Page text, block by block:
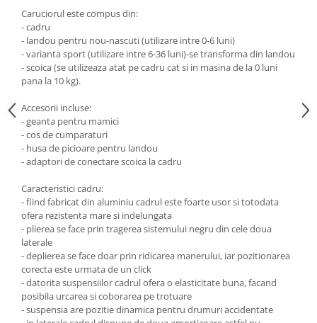
Caruciorul este compus din:
- cadru
- landou pentru nou-nascuti (utilizare intre 0-6 luni)
- varianta sport (utilizare intre 6-36 luni)-se transforma din landou
- scoica (se utilizeaza atat pe cadru cat si in masina de la 0 luni
pana la 10 kg).
Accesorii incluse:
- geanta pentru mamici
- cos de cumparaturi
- husa de picioare pentru landou
- adaptori de conectare scoica la cadru
Caracteristici cadru:
- fiind fabricat din aluminiu cadrul este foarte usor si totodata
ofera rezistenta mare si indelungata
- plierea se face prin tragerea sistemului negru din cele doua
laterale
- deplierea se face doar prin ridicarea manerului, iar pozitionarea
corecta este urmata de un click
- datorita suspensiilor cadrul ofera o elasticitate buna, facand
posibila urcarea si coborarea pe trotuare
- suspensia are pozitie dinamica pentru drumuri accidentate